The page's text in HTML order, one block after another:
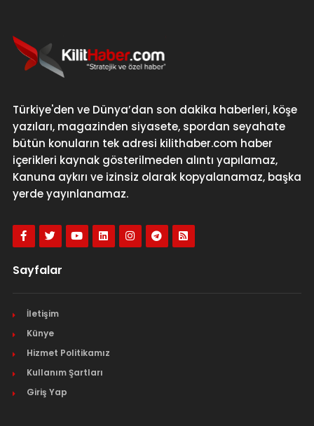
Türkiye'den ve Dünya’dan son dakika haberleri, köşe
yazıları, magazinden siyasete, spordan seyahate
bütün konuların tek adresi kilithaber.com haber
içerikleri kaynak gösterilmeden alıntı yapılamaz,
Kanuna aykırı ve izinsiz olarak kopyalanamaz, başka
yerde yayınlanamaz.
Sayfalar
İletişim
Künye
Hizmet Politikamız
Kullanım Şartları
Giriş Yap